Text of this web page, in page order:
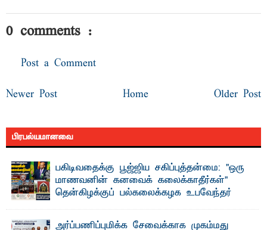
0 comments :
Post a Comment
Newer Post Older Post
Home
பிரபல்யமானவை
பகிடிவதைக்கு பூஜ்ஜிய சகிப்புத்தன்மை: "ஒரு
மாணவனின் கனவைக் கலைக்காதீர்கள்" –
தென்கிழக்குப் பல்கலைக்கழக உபவேந்தர்
"ஒ ரு மாணவனின் அல்லது மாணவியின் கனவு என்னால்
கலைக்கப்படாது" என்ற உறுதியை ஒவ்வொரு மாணவரும் ...
அர்ப்பணிப்புமிக்க சேவைக்காக முகம்மது